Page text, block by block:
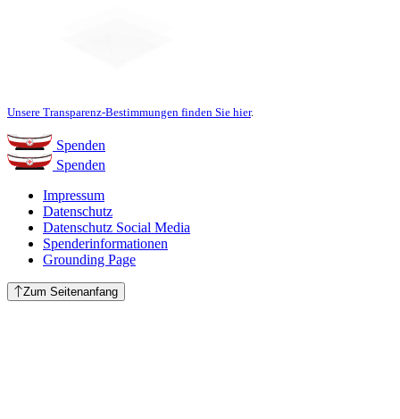
Unsere Transparenz-Bestimmungen finden Sie hier.
Spenden
Spenden
Impressum
Datenschutz
Datenschutz Social Media
Spenderinformationen
Grounding Page
Zum Seitenanfang